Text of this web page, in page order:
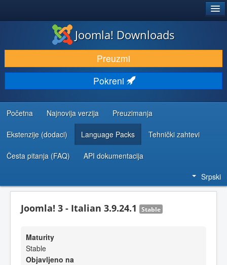
PREUZIMANJE I PROŠIRENJA (EKSTENZIJE)
OTKRIJTE I NAUČITE
ZAJEDNICA I PODRŠKA
RESURSI ZA RAZVOJ
Joomla! Downloads
Preuzmi
Pokreni
Početna Najnovija verzija Preuzimanja
Ekstenzije (dodaci) Language Packs Tehnički zahtevi
Česta pitanja (FAQ) API dokumentacija
Srpski
Joomla! 3 - Italian 3.9.24.1 Stable
Maturity
Stable
Objavljeno na